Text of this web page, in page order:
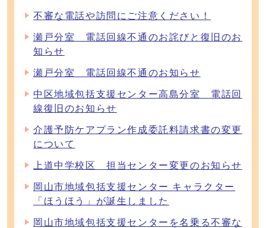
不審な電話や訪問にご注意ください！
瀬戸分室 電話回線不通のお詫びと復旧のお
知らせ
瀬戸分室 電話回線不通のお知らせ
中区地域包括支援センター高島分室 電話回
線復旧のお知らせ
介護予防ケアプラン作成委託料請求書の変更
について
上道中学校区 担当センター変更のお知らせ
岡山市地域包括支援センター キャラクター
「ほうほう」が誕生しました
岡山市地域包括支援センターを名乗る不審な